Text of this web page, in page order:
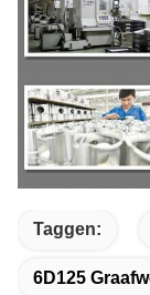
Taggen:
6D125